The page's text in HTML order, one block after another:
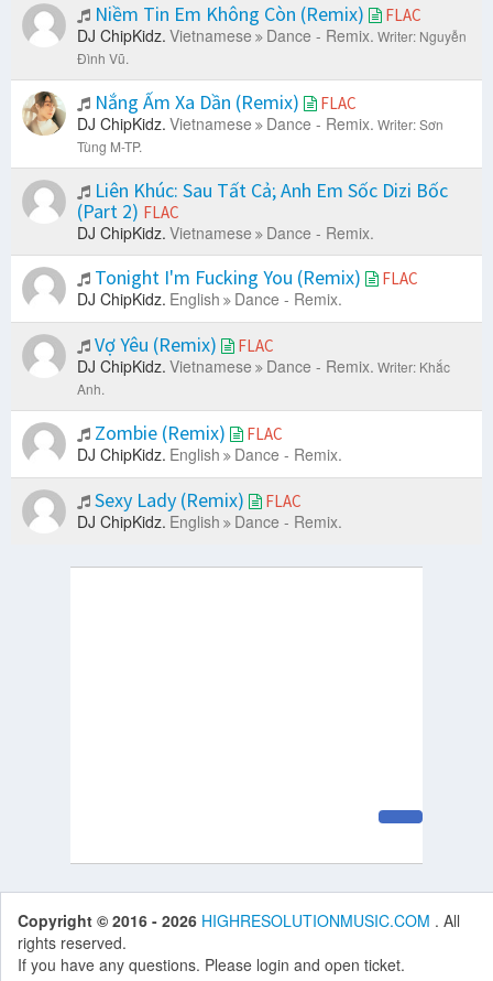
Niềm Tin Em Không Còn (Remix) FLAC
DJ ChipKidz. Vietnamese Dance - Remix. Writer: Nguyễn
Đình Vũ.
Nắng Ấm Xa Dần (Remix) FLAC
DJ ChipKidz. Vietnamese Dance - Remix. Writer: Sơn
Tùng M-TP.
Liên Khúc: Sau Tất Cả; Anh Em Sốc Dizi Bốc
(Part 2) FLAC
DJ ChipKidz. Vietnamese Dance - Remix.
Tonight I'm Fucking You (Remix) FLAC
DJ ChipKidz. English Dance - Remix.
Vợ Yêu (Remix) FLAC
DJ ChipKidz. Vietnamese Dance - Remix. Writer: Khắc
Anh.
Zombie (Remix) FLAC
DJ ChipKidz. English Dance - Remix.
Sexy Lady (Remix) FLAC
DJ ChipKidz. English Dance - Remix.
Copyright © 2016 - 2026 HIGHRESOLUTIONMUSIC.COM . All
rights reserved.
If you have any questions. Please login and open ticket.